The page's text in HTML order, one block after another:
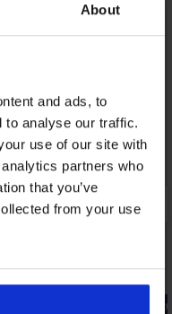
About
and ads, to
to analyse our traffic.
use of our site with
partners who
that you’ve
from your use
-20% BRA20